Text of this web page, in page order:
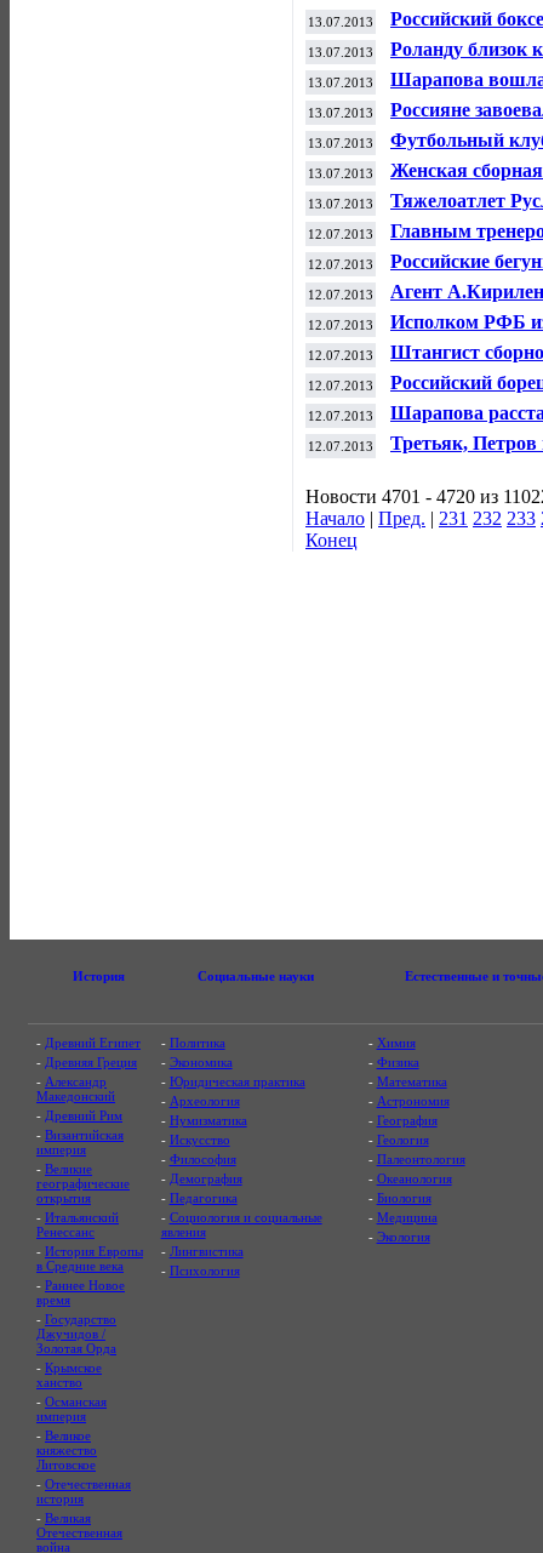
13.07.2013
Российский
13.07.2013 Роланду близок
13.07.2013 Шарапова вошла
13.07.2013
Россияне
Универсиады
13.07.2013
Футбольный
миллиардер
13.07.2013
Женская
Англии в матче
13.07.2013
Тяжелоатлет
российской
12.07.2013 Главным
12.07.2013
Российские
эстафете 4х400
12.07.2013
Агент
отказаться
12.07.2013
Исполком РФБ
президента
12.07.2013
Штангист
Универсиады
12.07.2013
Российский
Универсиады
12.07.2013
Шарапова
12.07.2013
Третьяк,
Новости 4701 - 4720 из
Начало | Пред. | 231 232 233
Конец
История Социальные науки Естественные и
- Древний Египет
- Древняя Греция
- Александр
Македонский
- Древний Рим
- Византийская
империя
- Великие
географические
открытия
- Итальянский
Ренессанс
- История Европы
в Средние века
- Раннее Новое
время
- Государство
Джучидов /
Золотая Орда
- Крымское
ханство
- Османская
империя
- Великое
княжество
Литовское
- Отечественная
история
- Великая
Отечественная
война
- Политика
- Экономика
- Юридическая практика
- Археология
- Нумизматика
- Искусство
- Философия
- Демография
- Педагогика
- Социология и социальные
явления
- Лингвистика
- Психология
- Химия
- Физика
- Математика
- Астрономия
- География
- Геология
- Палеонтология
- Океанология
- Биология
- Медицина
- Экология